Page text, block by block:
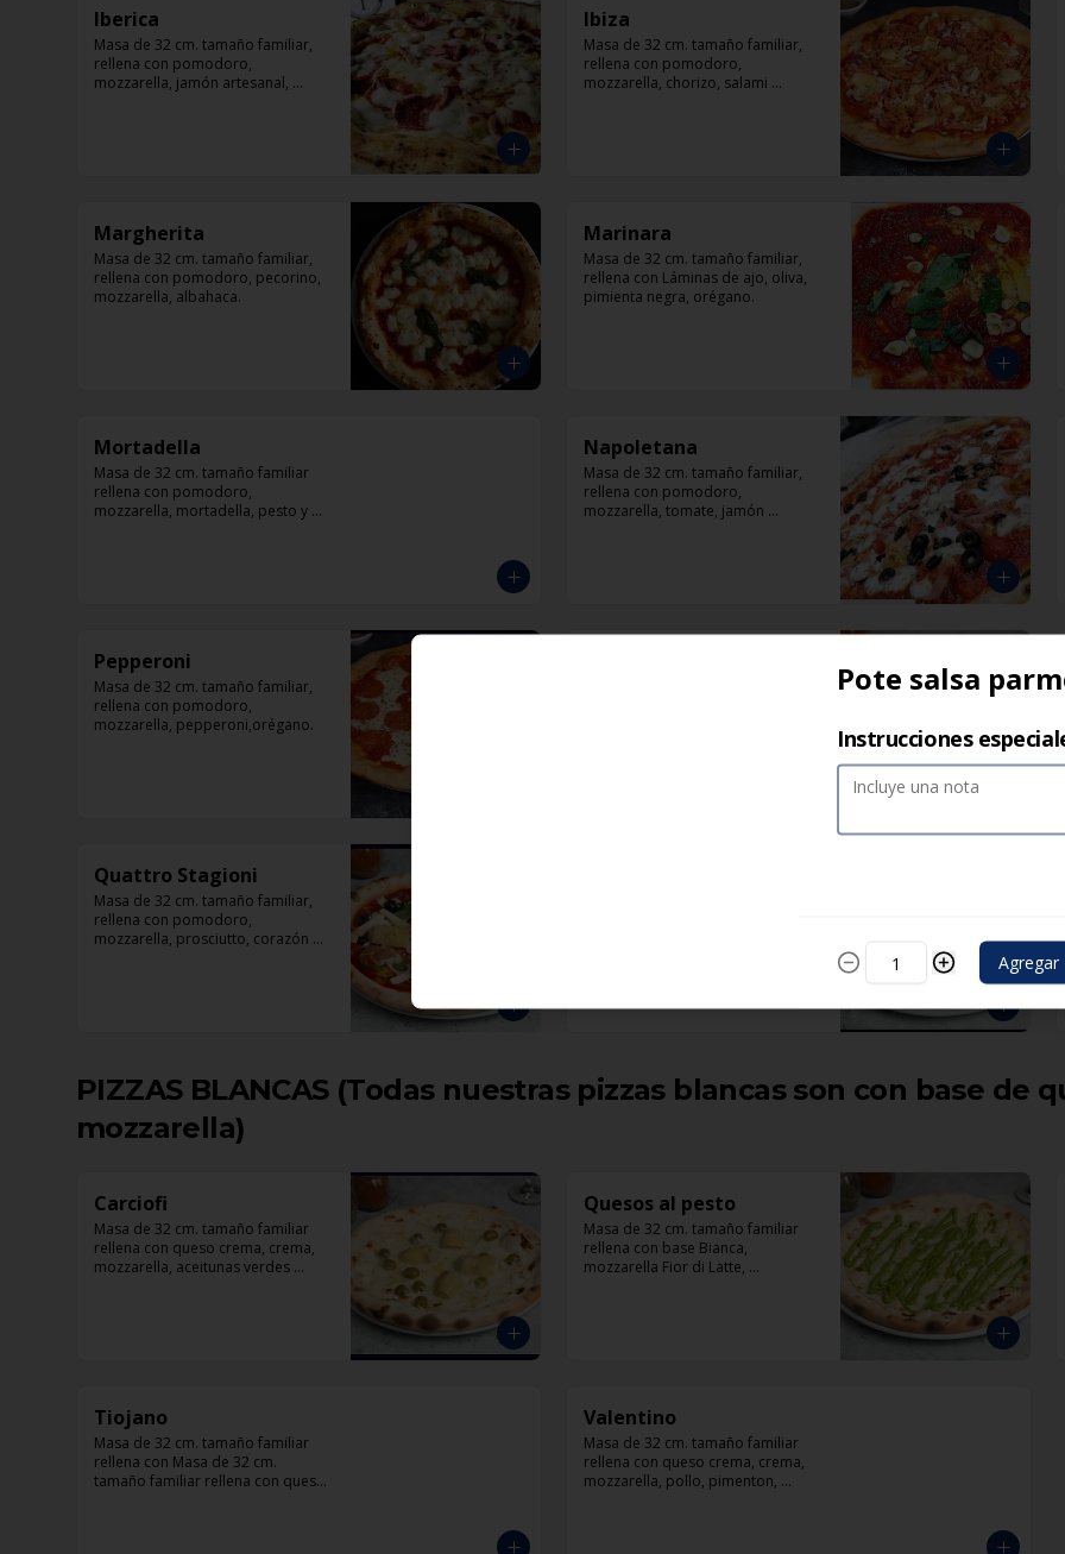
Iberica
Masa de 32 cm. tamaño familiar,
rellena con pomodoro,
mozzarella, jamón artesanal,
Ibiza
Masa de 32 cm. tamaño familiar,
rellena con pomodoro,
mozzarella, chorizo, salami
Margherita
Masa de 32 cm. tamaño familiar,
rellena con pomodoro, pecorino,
mozzarella, albahaca.
Marinara
Masa de 32 cm. tamaño familiar,
rellena con Láminas de ajo, oliva,
pimienta negra, orégano.
Mortadella
Masa de 32 cm. tamaño familiar
rellena con pomodoro,
mozzarella, mortadella, pesto y
Napoletana
Masa de 32 cm. tamaño familiar,
rellena con pomodoro,
mozzarella, tomate, jamón
Pepperoni
Masa de 32 cm. tamaño familiar,
rellena con pomodoro,
mozzarella, pepperoni,orégano.
Quattro Stagioni
Masa de 32 cm. tamaño familiar,
rellena con pomodoro,
mozzarella, prosciutto, corazón
PIZZAS BLANCAS (Todas nuestras pizzas blancas son con base de
mozzarella)
Carciofi
Masa de 32 cm. tamaño familiar
rellena con queso crema, crema,
mozzarella, aceitunas verdes
Quesos al pesto
Masa de 32 cm. tamaño familiar
rellena con base Bianca,
mozzarella Fior di Latte,
Tiojano
Masa de 32 cm. tamaño familiar
rellena con Masa de 32 cm.
tamaño familiar rellena con queso
Valentino
Masa de 32 cm. tamaño familiar
rellena con queso crema, crema,
mozzarella, pollo, pimenton,
Pote salsa
Instrucciones
Agregar